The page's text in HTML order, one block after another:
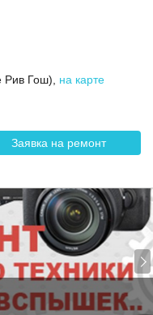
Рив Гош) на карте
Заявка на ремонт